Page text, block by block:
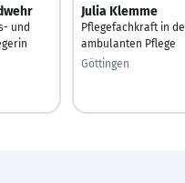
und
Julia Klemme
Pflegefachkraft in
ambulanten Pflege
Göttingen